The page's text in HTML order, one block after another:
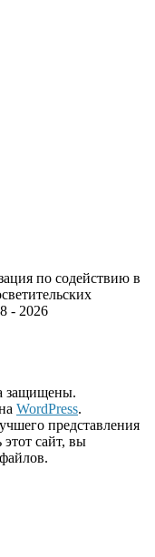
по содействию в
- 2026
защищены.
WordPress.
представления
сайт, вы